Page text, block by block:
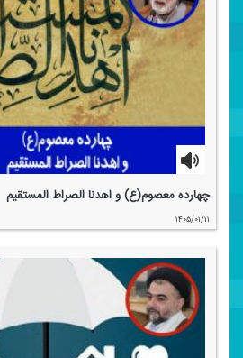
چهارده معصوم(ع) و اهدنا الصراط المستقیم
۱۴۰۵/۰۱/۱۱